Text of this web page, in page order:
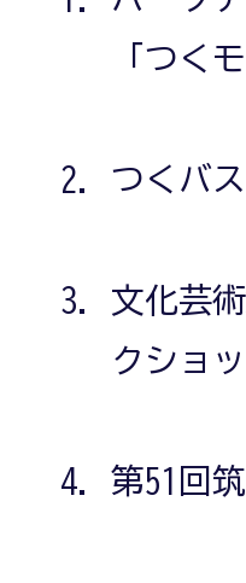
「つく
つくバ
文化芸
クショ
第51回